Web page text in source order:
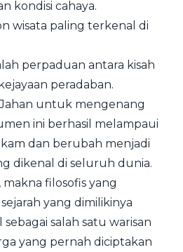
kondisi cahaya.
wisata paling terkenal di
perpaduan antara kisah
peradaban.
untuk mengenang
ini berhasil melampaui
dan berubah menjadi
dikenal di seluruh dunia.
filosofis yang
yang dimilikinya
salah satu warisan
yang pernah diciptakan